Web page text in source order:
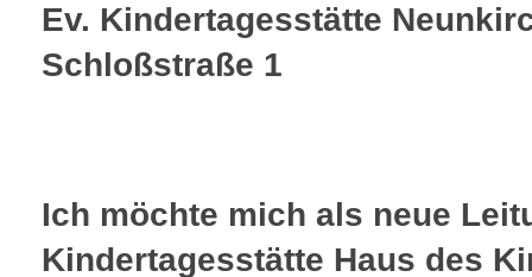
Ev. Kindertagesstätte
Schloßstraße 1
Ich möchte mich als neue
Kindertagesstätte Haus des